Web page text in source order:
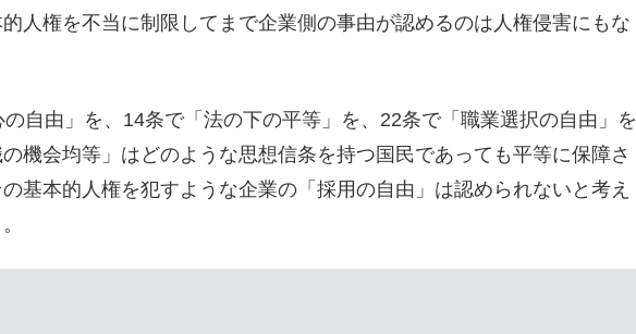
人権を不当に制限してまで企業側の事由が認めるのは人権侵害にもな
自由」を、14条で「法の下の平等」を、22条で「職業選択の自由」を
機会均等」はどのような思想信条を持つ国民であっても平等に保障さ
基本的人権を犯すような企業の「採用の自由」は認められないと考え